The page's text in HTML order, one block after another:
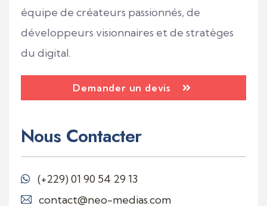
équipe de créateurs passionnés, de
développeurs visionnaires et de stratèges
du digital.
Demander un devis
Nous Contacter
(+229)01 90 54 29 13
contact@neo-medias.com